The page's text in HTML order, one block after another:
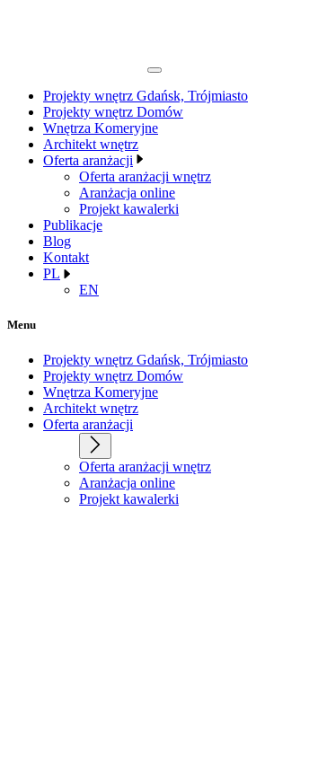
Projekty wnętrz Gdańsk, Trójmiasto
Projekty wnętrz Domów
Wnętrza Komeryjne
Architekt wnętrz
Oferta aranżacji
Oferta aranżacji wnętrz
Aranżacja online
Projekt kawalerki
Publikacje
Blog
Kontakt
PL
EN
Menu
Projekty wnętrz Gdańsk, Trójmiasto
Projekty wnętrz Domów
Wnętrza Komeryjne
Architekt wnętrz
Oferta aranżacji
Oferta aranżacji wnętrz
Aranżacja online
Projekt kawalerki